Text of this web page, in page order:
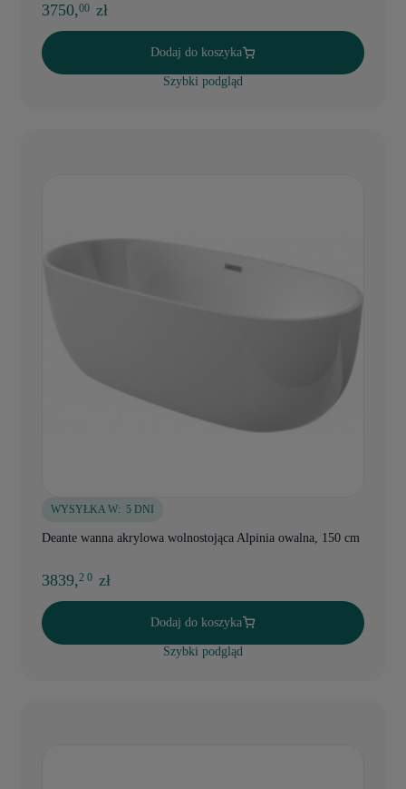
3750,00 zł
Dodaj do koszyka
Szybki podgląd
WYSYŁKA W: 5 DNI
Deante wanna akrylowa wolnostojąca Alpinia owalna, 150 cm
3839,2 0 zł
Dodaj do koszyka
Szybki podgląd